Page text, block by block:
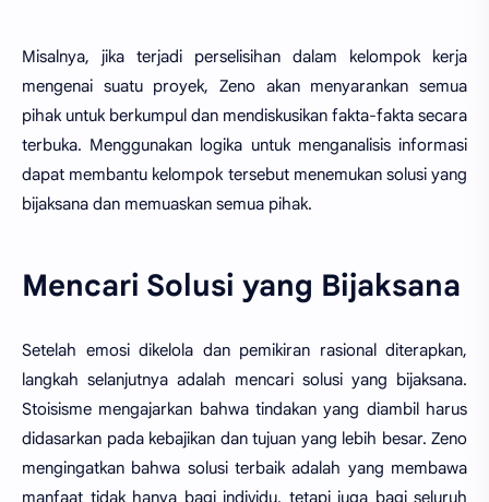
Misalnya, jika terjadi perselisihan dalam kelompok kerja
mengenai suatu proyek, Zeno akan menyarankan semua
pihak untuk berkumpul dan mendiskusikan fakta-fakta secara
terbuka. Menggunakan logika untuk menganalisis informasi
dapat membantu kelompok tersebut menemukan solusi yang
bijaksana dan memuaskan semua pihak.
Mencari Solusi yang Bijaksana
Setelah emosi dikelola dan pemikiran rasional diterapkan,
langkah selanjutnya adalah mencari solusi yang bijaksana.
Stoisisme mengajarkan bahwa tindakan yang diambil harus
didasarkan pada kebajikan dan tujuan yang lebih besar. Zeno
mengingatkan bahwa solusi terbaik adalah yang membawa
manfaat tidak hanya bagi individu, tetapi juga bagi seluruh